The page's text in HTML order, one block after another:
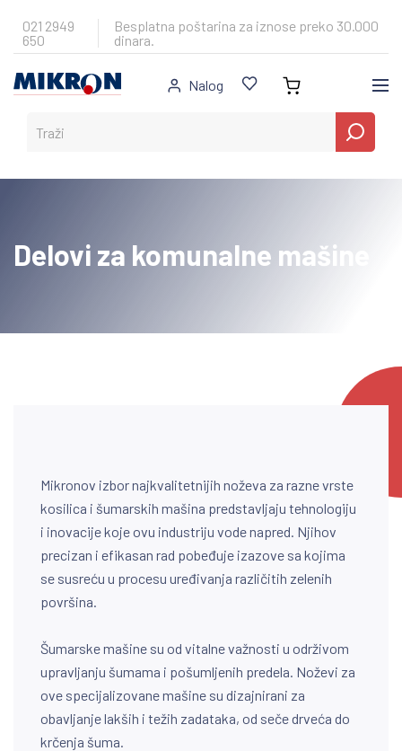
content
021 2949
650
Besplatna poštarina za iznose preko 30.000
dinara.
Nalog
Delovi za komunalne mašine
Mikronov izbor najkvalitetnijih noževa za razne vrste
kosilica i šumarskih mašina predstavljaju tehnologiju
i inovacije koje ovu industriju vode napred. Njihov
precizan i efikasan rad pobeđuje izazove sa kojima
se susreću u procesu uređivanja različitih zelenih
površina.
Šumarske mašine su od vitalne važnosti u održivom
upravljanju šumama i pošumljenih predela. Noževi za
ove specijalizovane mašine su dizajnirani za
obavljanje lakših i težih zadataka, od seče drveća do
krčenja šuma.